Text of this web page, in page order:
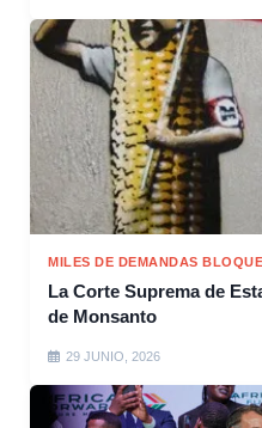
MILES DE DEMANDAS
La Corte Suprema de
de Monsanto
29 JUNIO, 2026